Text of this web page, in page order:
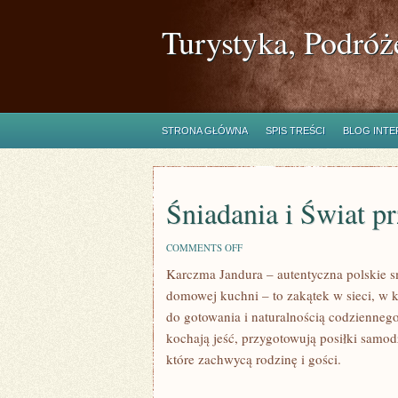
Turystyka,
STRONA GŁÓWNA SPIS TREŚCI BLOG
Śniadania i Świat
COMMENTS OFFON
I
PRZYPRAW
Karczma Jandura – autentyczna polskie
domowej kuchni – to zakątek w sieci, w
do gotowania i naturalnością
kochają jeść, przygotowują posiłki
które zachwycą rodzinę i gości.